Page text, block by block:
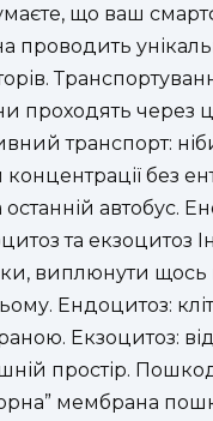
що ваш
проводить
проходять через
транспорт:
без
автобус.
та екзоцитоз
виплюнути щось
Ендоцитоз:
Екзоцитоз:
простір.
мембрана